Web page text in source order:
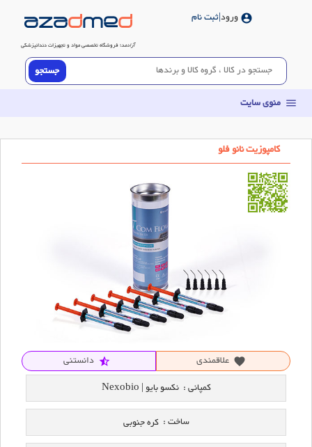
آزادمد؛ فروشگاه تخصصی مواد و تجهیزات دندانپزشکی
account_circle ورود|ثبت نام
menu منوی سایت
کامپوزیت نانو فلو
favorite علاقمندی star_half دانستنی
کمپانی :نکسو بایو | Nexobio
ساخت :کره جنوبی